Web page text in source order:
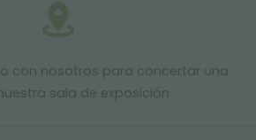
con nosotros para concertar una
sala de exposición